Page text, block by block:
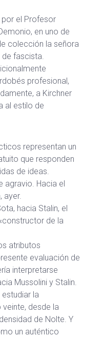
por el Profesor
en uno de
colección la señora
fascista.
profesional,
a Kirchner
al estilo de
representan un
que responden
de ideas.
agravio. Hacia el
ayer.
hacia Stalin, el
de la
atributos
evaluación de
interpretarse
Mussolini y Stalin.
la
desde la
de Nolte. Y
un auténtico